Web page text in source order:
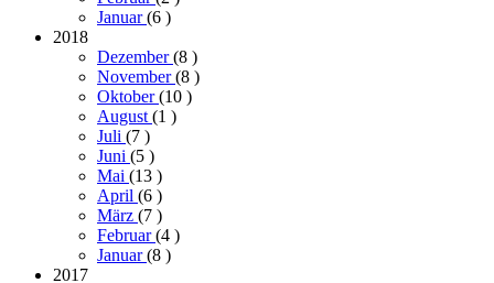
Januar(6 )
2018
Dezember(8 )
November(8 )
Oktober(10 )
August (1 )
Juli (7 )
Juni (5 )
Mai (13 )
April (6 )
März (7 )
Februar(4 )
Januar(8 )
2017